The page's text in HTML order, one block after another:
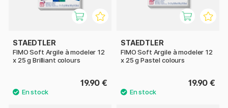
STAEDTLER
FIMO Soft Argile à modeler 12
x 25 g Brilliant colours
19.90 €
STAEDTLER
FIMO Soft Argile à modeler 12
x 25 g Pastel colours
19.90 €